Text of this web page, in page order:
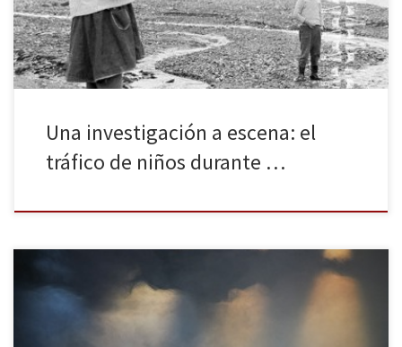
unas singulares peticiones de adopción en […]
Una investigación a escena: el
tráfico de niños durante …
En el pasado año 2019 celebramos (aunque tal vez la palabra
“celebrar” sea un tanto desafortunada) el ochenta aniversario del